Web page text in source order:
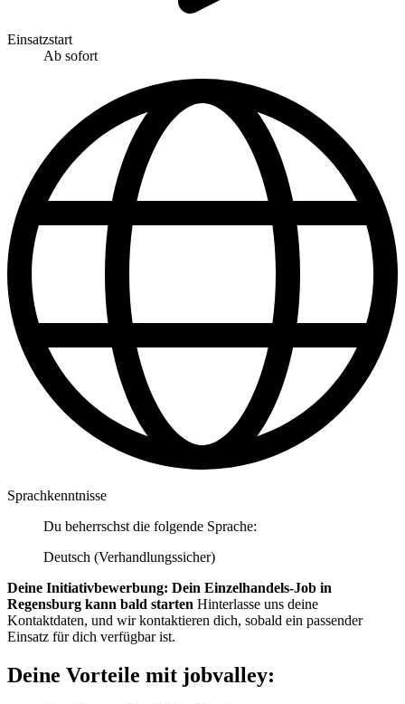
Einsatzstart
Ab sofort
Sprachkenntnisse
Du beherrschst die folgende Sprache:
Deutsch (Verhandlungssicher)
Deine Initiativbewerbung: Dein Einzelhandels-Job in
Regensburg kann bald starten Hinterlasse uns deine
Kontaktdaten, und wir kontaktieren dich, sobald ein passender
Einsatz für dich verfügbar ist.
Deine Vorteile mit jobvalley: